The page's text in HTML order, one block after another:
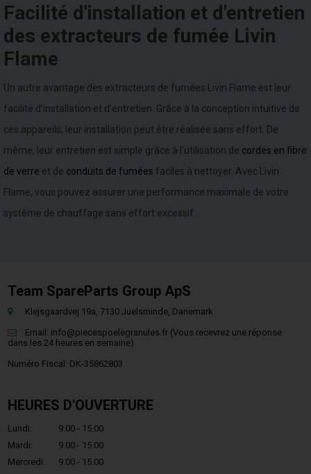
Facilité d'installation et d'entretien
des extracteurs de fumée Livin
Flame
Un autre avantage des extracteurs de fumées Livin Flame est leur
facilité d'installation et d'entretien. Grâce à la conception intuitive de
ces appareils, leur installation peut être réalisée sans effort. De
même, leur entretien est simple grâce à l'utilisation de cordes en fibre
de verre et de conduits de fumées faciles à nettoyer. Avec Livin
Flame, vous pouvez assurer une performance maximale de votre
système de chauffage sans effort excessif.
Team SpareParts Group ApS
Klejsgaardvej 19a, 7130 Juelsminde, Danemark
Email: info@piecespoelegranules.fr (Vous recevrez une réponse
dans les 24 heures en semaine)
Numéro Fiscal: DK-35862803
HEURES D'OUVERTURE
Lundi:
9.00 - 15.00
Mardi:
9.00 - 15.00
Mercredi:
9.00 - 15.00